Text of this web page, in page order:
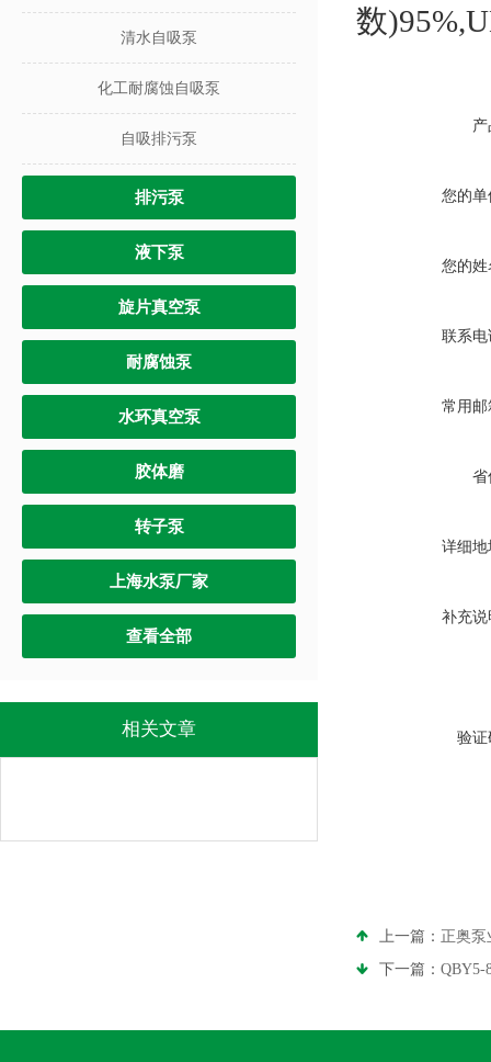
清水自吸泵
化工耐腐蚀自吸泵
自吸排污泵
排污泵
液下泵
旋片真空泵
耐腐蚀泵
水环真空泵
胶体磨
转子泵
上海水泵厂家
查看全部
相关文章
数
您的单
您的姓
联系电
常用邮
省
详细地
补充说
验证
上一篇： 正奥泵
下一篇： QBY5-